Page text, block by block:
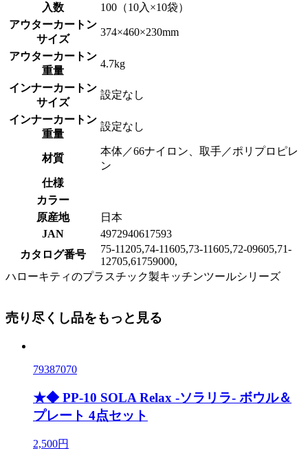
入数
100（10入×10袋）
アウターカートン
サイズ
374×460×230mm
アウターカートン
重量
4.7kg
インナーカートン
サイズ
設定なし
インナーカートン
重量
設定なし
材質
本体／66ナイロン、取手／ポリプロピレ
ン
仕様
カラー
原産地
日本
JAN
4972940617593
カタログ番号
75-11205,74-11605,73-11605,72-09605,71-
12705,61759000,
ハローキティのプラスチック製キッチンツールシリーズ
売り尽くし品をもっと見る
79387070
★◆ PP-10 SOLA Relax -ソラリラ- ボウル＆
プレート 4点セット
2,500円